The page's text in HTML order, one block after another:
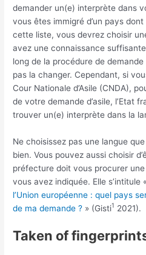
demander un(e) interprète dans
vous êtes immigré d’un pays
cette liste, vous devrez choisir
avez une connaissance
long de la procédure de demande
pas la changer. Cependant, si
Cour Nationale d’Asile (CNDA),
de votre demande d’asile, l’Etat
trouver un(e) interprète dans la
Ne choisissez pas une langue
bien. Vous pouvez aussi choisir
préfecture doit vous procurer
vous avez indiquée. Elle s’intitule
l’Union européenne : quel pays
de ma demande ? » (Gisti1 2021).
Taken of